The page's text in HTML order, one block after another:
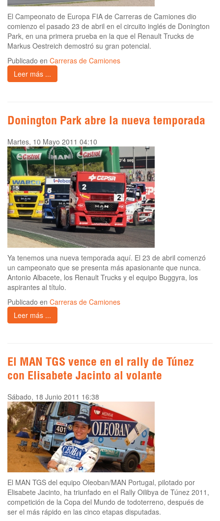
El Campeonato de Europa FIA de Carreras de Camiones dio
comienzo el pasado 23 de abril en el circuito inglés de Donington
Park, en una primera prueba en la que el Renault Trucks de
Markus Oestreich demostró su gran potencial.
Publicado en Carreras de Camiones
Leer más ...
Donington Park abre la nueva temporada
Martes, 10 Mayo 2011 04:10
Ya tenemos una nueva temporada aquí. El 23 de abril comenzó
un campeonato que se presenta más apasionante que nunca.
Antonio Albacete, los Renault Trucks y el equipo Buggyra, los
aspirantes al título.
Publicado en Carreras de Camiones
Leer más ...
El MAN TGS vence en el rally de Túnez
con Elisabete Jacinto al volante
Sábado, 18 Junio 2011 16:38
El MAN TGS del equipo Oleoban/MAN Portugal, pilotado por
Elisabete Jacinto, ha triunfado en el Rally Oilibya de Túnez 2011,
competición de la Copa del Mundo de todoterreno, después de
ser el más rápido en las cinco etapas disputadas.